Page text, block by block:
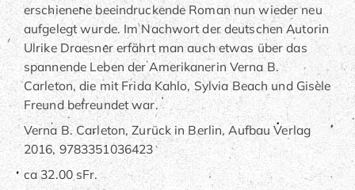
erschienene beeindruckende Roman nun wieder neu
aufgelegt wurde. Im Nachwort der deutschen Autorin
Ulrike Draesner erfährt man auch etwas über das
spannende Leben der Amerikanerin Verna B.
Carleton, die mit Frida Kahlo, Sylvia Beach und Gisèle
Freund befreundet war.
Verna B. Carleton, Zurück in Berlin, Aufbau Verlag
2016, 9783351036423
ca 32.00 sFr.